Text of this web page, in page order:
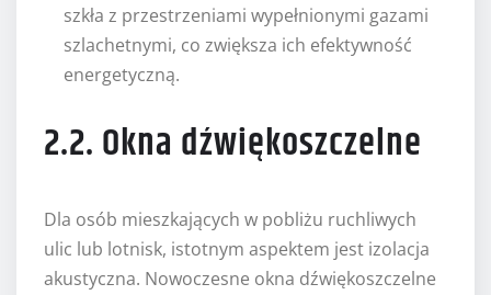
szkła z przestrzeniami wypełnionymi gazami
szlachetnymi, co zwiększa ich efektywność
energetyczną.
2.2. Okna dźwiękoszczelne
Dla osób mieszkających w pobliżu ruchliwych
ulic lub lotnisk, istotnym aspektem jest izolacja
akustyczna. Nowoczesne okna dźwiękoszczelne